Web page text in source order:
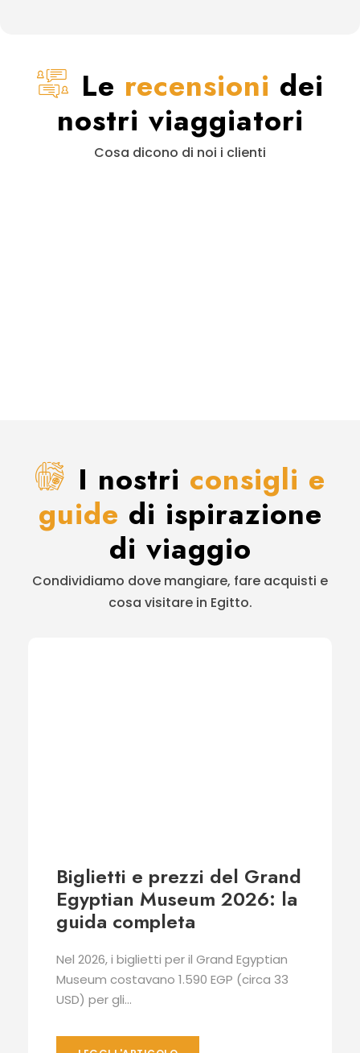
Le recensioni dei
nostri viaggiatori
Cosa dicono di noi i clienti
I nostri consigli e
guide di ispirazione
di viaggio
Condividiamo dove mangiare, fare acquisti e
cosa visitare in Egitto.
Biglietti e prezzi del Grand
Egyptian Museum 2026: la
guida completa
Nel 2026, i biglietti per il Grand Egyptian
Museum costavano 1.590 EGP (circa 33
USD) per gli...